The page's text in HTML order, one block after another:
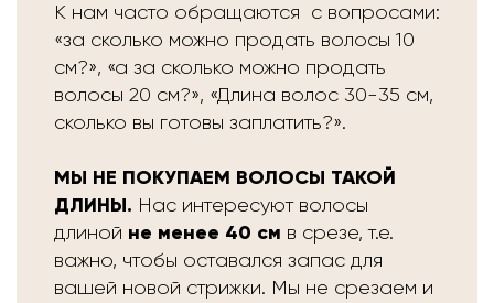
К нам часто обращаются с вопросами:
«за сколько можно продать волосы 10
см?», «а за сколько можно продать
волосы 20 см?», «Длина волос 30-35 см,
сколько вы готовы заплатить?».
МЫ НЕ ПОКУПАЕМ ВОЛОСЫ ТАКОЙ
ДЛИНЫ. Нас интересуют волосы
длиной не менее 40 см в срезе, т.е.
важно, чтобы оставался запас для
вашей новой стрижки. Мы не срезаем и